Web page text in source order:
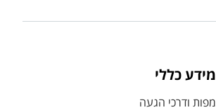
מידע כללי
מפות ודרכי הגעה